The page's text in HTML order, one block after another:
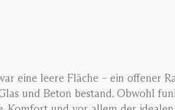
eine leere Fläche – ein offener
und Beton bestand. Obwohl